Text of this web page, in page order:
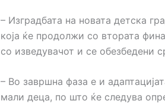
– Изградбата на новата детска
која ќе продолжи со втората
со изведувачот и се обезбедени
– Во завршна фаза е и
мали деца, по што ќе следува